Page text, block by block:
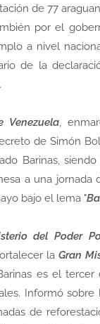
de 77
por el
a nivel
de la
Venezuela,
de Simón
Barinas,
a una jornada
bajo el lema "
del Poder
la Gran
es el
Informó
de